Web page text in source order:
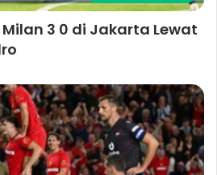
3 0 di Jakarta Lewat